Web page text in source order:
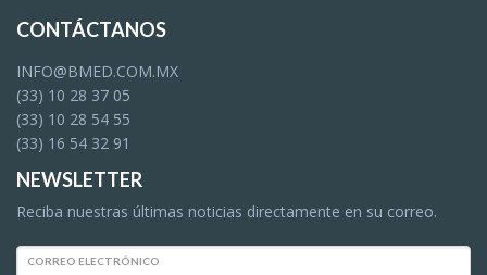
CONTÁCTANOS
INFO@BMED.COM.MX
(33) 10 28 37 05
(33) 10 28 54 55
(33) 16 54 32 91
NEWSLETTER
Reciba nuestras últimas noticias directamente en su correo.
CORREO ELECTRÓNICO